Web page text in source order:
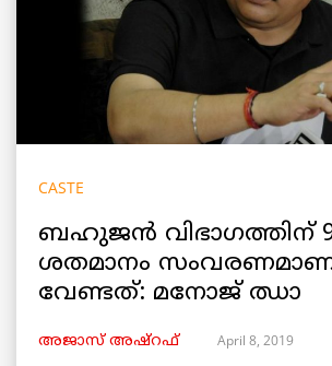
CASTE
ബഹുജൻ വിഭാഗത്തിന്
ശതമാനം
വേണ്ടത്: മനോജ് ഝാ
അജാസ് അഷ്റഫ് April 8, 2019